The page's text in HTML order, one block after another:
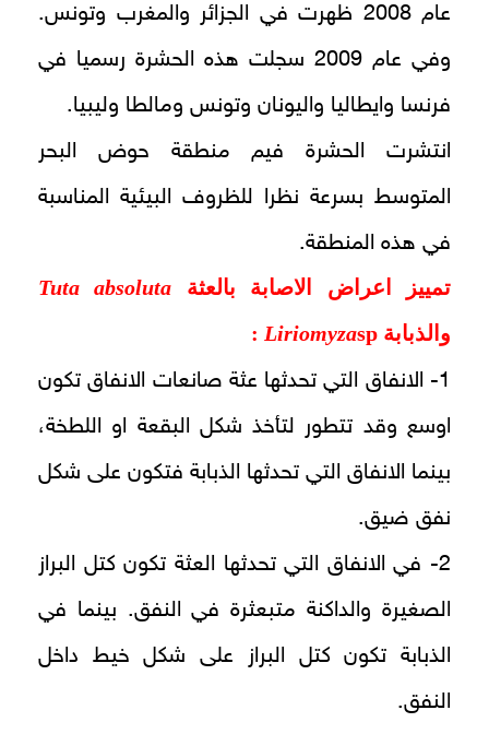
عام 2008 ظهرت في الجزائر والمغرب وتونس.
وفي عام 2009 سجلت هذه الحشرة رسميا في
فرنسا وايطاليا واليونان وتونس ومالطا وليبيا.
انتشرت الحشرة فيم منطقة حوض البحر
المتوسط بسرعة نظرا للظروف البيئية المناسبة
في هذه المنطقة.
تمييز اعراض الاصابة بالعثة Tuta absoluta
والذبابة sp
Liriomyza
:
1- الانفاق التي تحدثها عثة صانعات الانفاق تكون
اوسع وقد تتطور لتأخذ شكل البقعة او اللطخة،
بينما الانفاق التي تحدثها الذبابة فتكون على شكل
نفق ضيق.
2- في الانفاق التي تحدثها العثة تكون كتل البراز
الصغيرة والداكنة متبعثرة في النفق. بينما في
الذبابة تكون كتل البراز على شكل خيط داخل
النفق.